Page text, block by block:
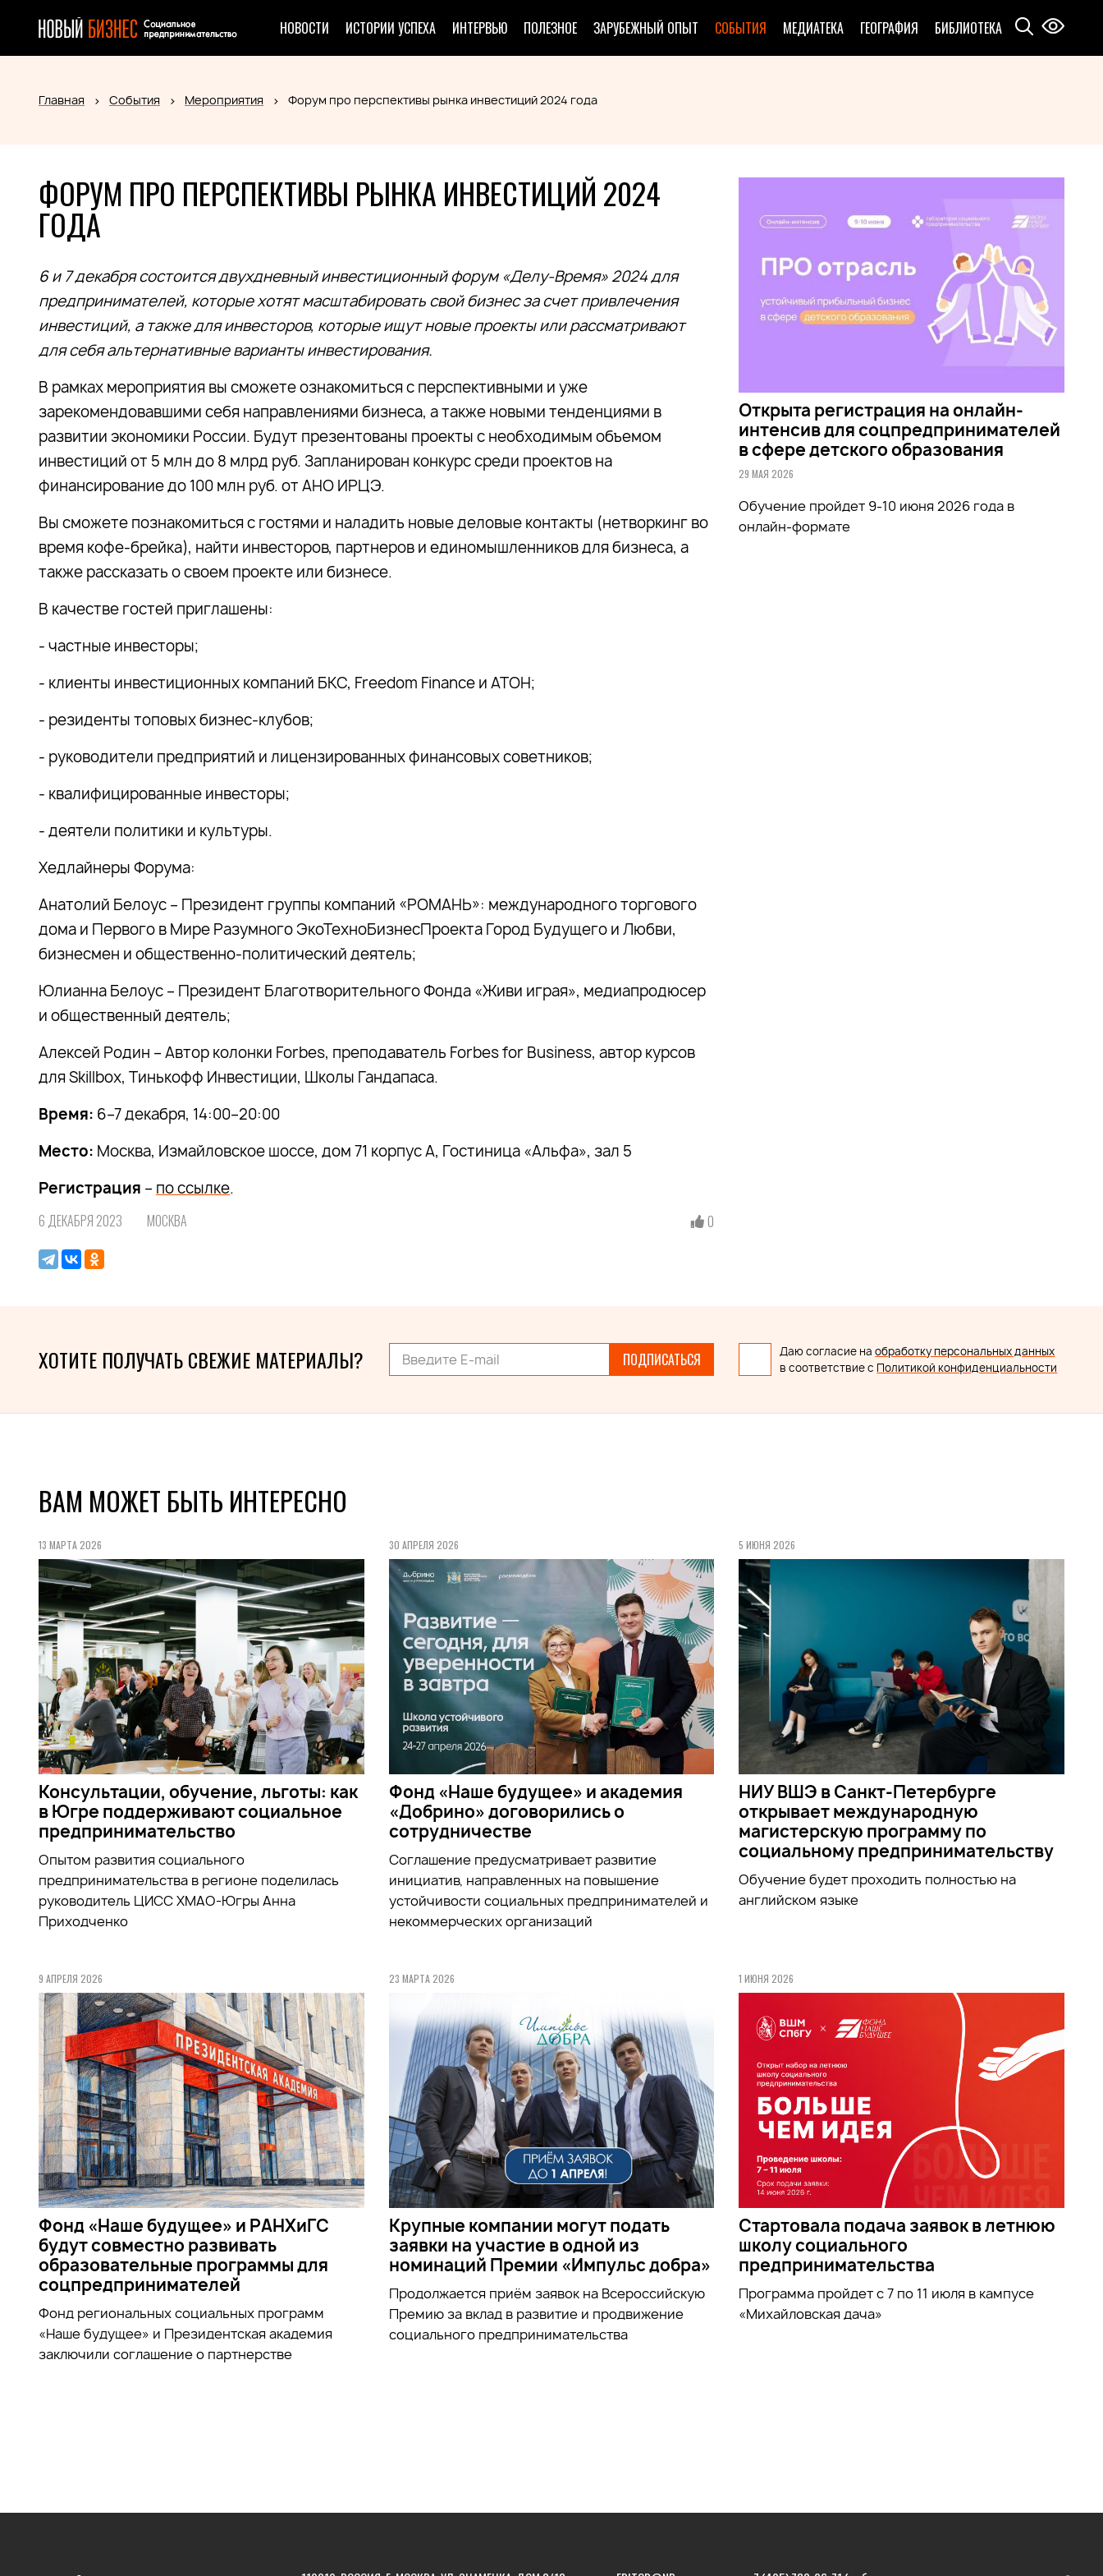
НОВОСТИ ИСТОРИИ УСПЕХА ИНТЕРВЬЮ ПОЛЕЗНОЕ ЗАРУБЕЖНЫЙ ОПЫТ СОБЫТИЯ МЕДИАТЕКА ГЕОГРАФИЯ БИБЛИОТЕКА
Главная События Мероприятия Форум про перспективы рынка инвестиций 2024 года
ФОРУМ ПРО ПЕРСПЕКТИВЫ РЫНКА ИНВЕСТИЦИЙ 2024
ГОДА
6 и 7 декабря состоится двухдневный инвестиционный форум «Делу-Время» 2024 для
предпринимателей, которые хотят масштабировать свой бизнес за счет привлечения
инвестиций, а также для инвесторов, которые ищут новые проекты или рассматривают
для себя альтернативные варианты инвестирования.
В рамках мероприятия вы сможете ознакомиться с перспективными и уже
зарекомендовавшими себя направлениями бизнеса, а также новыми тенденциями в
развитии экономики России. Будут презентованы проекты с необходимым объемом
инвестиций от 5 млн до 8 млрд руб. Запланирован конкурс среди проектов на
финансирование до 100 млн руб. от АНО ИРЦЭ.
Вы сможете познакомиться с гостями и наладить новые деловые контакты (нетворкинг во
время кофе-брейка), найти инвесторов, партнеров и единомышленников для бизнеса, а
также рассказать о своем проекте или бизнесе.
В качестве гостей приглашены:
- частные инвесторы;
- клиенты инвестиционных компаний БКС, Freedom Finance и АТОН;
- резиденты топовых бизнес-клубов;
- руководители предприятий и лицензированных финансовых советников;
- квалифицированные инвесторы;
- деятели политики и культуры.
Хедлайнеры Форума:
Анатолий Белоус – Президент группы компаний «РОМАНЬ»: международного торгового
дома и Первого в Мире Разумного ЭкоТехноБизнесПроекта Город Будущего и Любви,
бизнесмен и общественно-политический деятель;
Юлианна Белоус – Президент Благотворительного Фонда «Живи играя», медиапродюсер
и общественный деятель;
Алексей Родин – Автор колонки Forbes, преподаватель Forbes for Business, автор курсов
для Skillbox, Тинькофф Инвестиции, Школы Гандапаса.
Время: 6–7 декабря, 14:00–20:00
Место: Москва, Измайловское шоссе, дом 71 корпус А, Гостиница «Альфа», зал 5
Регистрация – по ссылке.
6 ДЕКАБРЯ 2023 МОСКВА 0
Открыта регистрация на онлайн-
интенсив для соцпредпринимателей
в сфере детского образования
29 МАЯ 2026
Обучение пройдет 9-10 июня 2026 года в
онлайн-формате
ХОТИТЕ ПОЛУЧАТЬ СВЕЖИЕ МАТЕРИАЛЫ? ПОДПИСАТЬСЯ Даю согласие наобработку персональных данных
в соответствие с Политикой конфиденциальности
ВАМ МОЖЕТ БЫТЬ ИНТЕРЕСНО
13 МАРТА 2026
Консультации, обучение, льготы: как
в Югре поддерживают социальное
предпринимательство
Опытом развития социального
предпринимательства в регионе поделилась
руководитель ЦИСС ХМАО-Югры Анна
Приходченко
30 АПРЕЛЯ 2026
Фонд «Наше будущее» и академия
«Добрино» договорились о
сотрудничестве
Соглашение предусматривает развитие
инициатив, направленных на повышение
устойчивости социальных предпринимателей и
некоммерческих организаций
5 ИЮНЯ 2026
НИУ ВШЭ в Санкт-Петербурге
открывает международную
магистерскую программу по
социальному предпринимательству
Обучение будет проходить полностью на
английском языке
9 АПРЕЛЯ 2026
Фонд «Наше будущее» и РАНХиГС
будут совместно развивать
образовательные программы для
соцпредпринимателей
Фонд региональных социальных программ
«Наше будущее» и Президентская академия
заключили соглашение о партнерстве
23 МАРТА 2026
Крупные компании могут подать
заявки на участие в одной из
номинаций Премии «Импульс добра»
Продолжается приём заявок на Всероссийскую
Премию за вклад в развитие и продвижение
социального предпринимательства
1 ИЮНЯ 2026
Стартовала подача заявок в летнюю
школу социального
предпринимательства
Программа пройдет с 7 по 11 июля в кампусе
«Михайловская дача»